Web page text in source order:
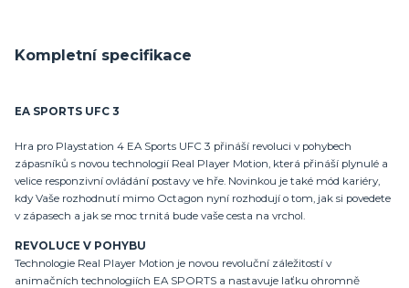
Kompletní specifikace
EA SPORTS UFC 3
Hra pro Playstation 4 EA Sports UFC 3 přináší revoluci v pohybech
zápasníků s novou technologií Real Player Motion, která přináší plynulé a
velice responzivní ovládání postavy ve hře. Novinkou je také mód kariéry,
kdy Vaše rozhodnutí mimo Octagon nyní rozhodují o tom, jak si povedete
v zápasech a jak se moc trnitá bude vaše cesta na vrchol.
REVOLUCE V POHYBU
Technologie Real Player Motion je novou revoluční záležitostí v
animačních technologiích EA SPORTS a nastavuje laťku ohromně